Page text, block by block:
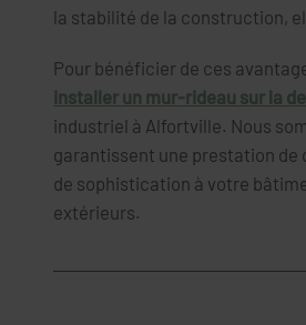
la stabilité de la construction,
Pour bénéficier de ces
installer un mur-rideau sur la
industriel à Alfortville. Nous
garantissent une prestation de
de sophistication à votre
extérieurs.